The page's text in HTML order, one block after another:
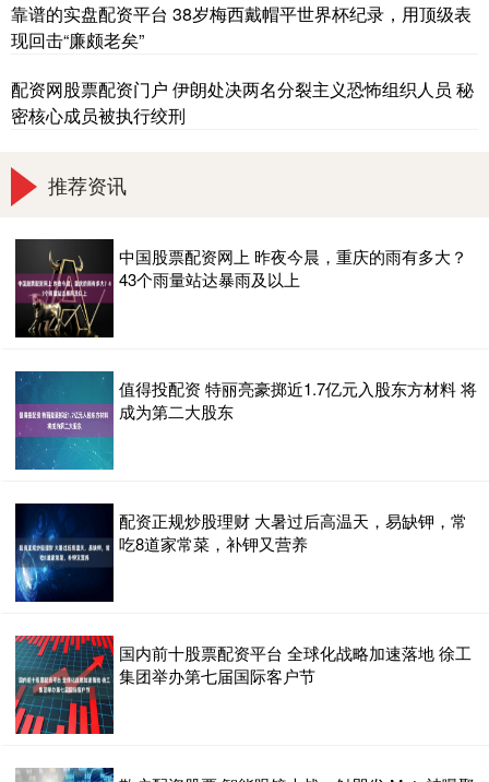
靠谱的实盘配资平台 38岁梅西戴帽平世界杯纪录，用顶级表
现回击“廉颇老矣”
配资网股票配资门户 伊朗处决两名分裂主义恐怖组织人员 秘
密核心成员被执行绞刑
推荐资讯
中国股票配资网上 昨夜今晨，重庆的雨有多大？
43个雨量站达暴雨及以上
值得投配资 特丽亮豪掷近1.7亿元入股东方材料 将
成为第二大股东
配资正规炒股理财 大暑过后高温天，易缺钾，常
吃8道家常菜，补钾又营养
国内前十股票配资平台 全球化战略加速落地 徐工
集团举办第七届国际客户节